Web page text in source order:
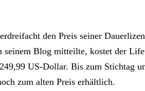
den Preis seiner
seinem Blog mitteilte, kostet der
US-Dollar. Bis zum Stichtag
zum alten Preis erhältlich.